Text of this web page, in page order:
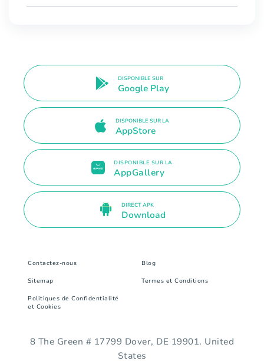
DISPONIBLE SUR
Google Play
DISPONIBLE SUR LA
AppStore
DISPONIBLE SUR LA
AppGallery
DIRECT APK
Download
Contactez-nous Blog
Sitemap Termes et Conditions
Politiques de Confidentialité
et Cookies
8 The Green # 17799 Dover, DE 19901. United
States